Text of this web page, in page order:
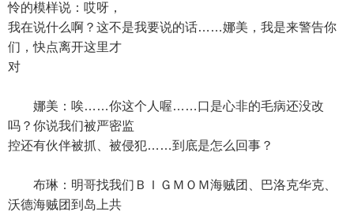
怜的模样说：哎呀，
我在说什么啊？这不是我要说的话……娜美，我是来警告你
们，快点离开这里才
对
娜美：唉……你这个人喔……口是心非的毛病还没改
吗？你说我们被严密监
控还有伙伴被抓、被侵犯……到底是怎么回事？
布琳：明哥找我们ＢＩＧＭＯＭ海贼团、巴洛克华克、
沃德海贼团到岛上共